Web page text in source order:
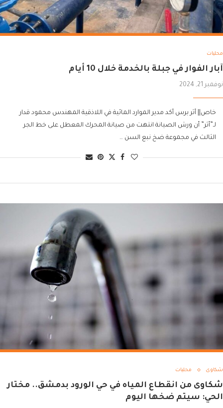
محليات
آبار الفوار في جبلة بالخدمة خلال 10 أيام
نوفمبر 21, 2024
خاص|| أثر برس أكد مدير الموارد المائية في اللاذقية المهندس محمود قدار
لـ”أثر” أن ورش الصيانة انتهت من صيانة المحرك المعطل على خط الجر
الثالث في مجموعة ضخ نبع السن …
شكاوى محليات
شكاوى من انقطاع المياه في حي الورود بدمشق.. مختار
الحي: سيتم ضخها اليوم